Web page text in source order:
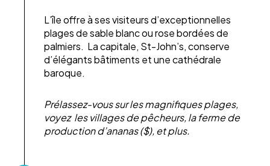
L’île offre à ses visiteurs d’exceptionnelles
plages de sable blanc ou rose bordées de
palmiers. La capitale, St-John’s, conserve
d’élégants bâtiments et une cathédrale
baroque.
Prélassez-vous sur les magnifiques plages,
voyez les villages de pêcheurs, la ferme de
production d’ananas ($), et plus.